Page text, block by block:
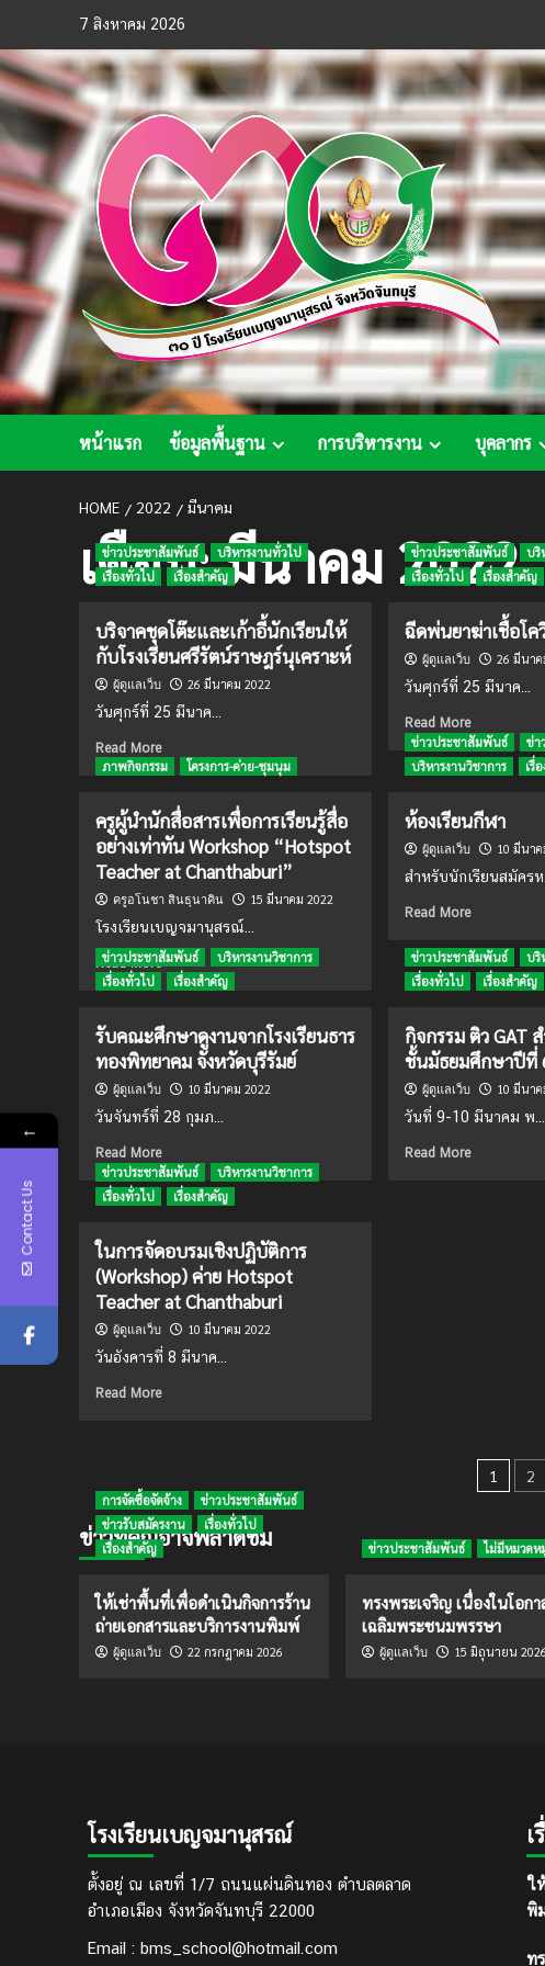
content
7 สิงหาคม 2026
หน้าแรก ข้อมูลพื้นฐาน การบริหารงาน บุคลากร
HOME 2022 มีนาคม
เดือน:มีนาคม 2022
ข่าวประชาสัมพันธ์
บริหารงานทั่วไป
เรื่องทั่วไป
เรื่องสำคัญ
บริจาคชุดโต๊ะและเก้าอี้นักเรียนให้
กับโรงเรียนศรีรัตน์ราษฎร์นุเคราะห์
ผู้ดูแลเว็บ 26 มีนาคม 2022
วันศุกร์ที่ 25 มีนาค...
Read MoreRead
more
บริจาค
ชุด
โต๊ะ
และ
นักเรียน
ให้
กับ
โรงเรียน
ศรี
ราษฎร์
นุ
ข่าวประชาสัมพันธ์
บริ
เรื่องทั่วไป
เรื่องสำคัญ
ฉีดพ่นยาฆ่าเชื้อโค
ผู้ดูแลเว็บ 26 มีนา
วันศุกร์ที่ 25 มีนาค...
Read MoreRead
more
about
ยา
ฆ่า
โค
วิด-19
ภาพกิจกรรม โครงการ-ค่าย-ชุมนุม
ครูผู้นำนักสื่อสารเพื่อการเรียนรู้สื่อ
อย่างเท่าทัน Workshop “Hotspot
Teacher at Chanthaburi”
ครูอโนชา สินธุนาคิน 15 มีนาคม 2022
โรงเรียนเบญจมานุสรณ์...
Read MoreRead
more
ครู
ผู้นำ
นัก
สื่อสาร
การ
เรียน
รู้
สื่อ
อย่าง
ทัน
Workshop
“Hotspot
Teacher
at
Chanthaburi”
ข่าวประชาสัมพันธ์
ข่า
บริหารงานวิชาการ
เรื่
ห้องเรียนกีฬา
ผู้ดูแลเว็บ 10 มีนา
สำหรับนักเรียนสมัครห
Read MoreRead
about
ห้องเรียน
กีฬา
ข่าวประชาสัมพันธ์
บริหารงานวิชาการ
เรื่องทั่วไป
เรื่องสำคัญ
รับคณะศึกษาดูงานจากโรงเรียนธาร
ทองพิทยาคม จังหวัดบุรีรัมย์
ผู้ดูแลเว็บ 10 มีนาคม 2022
วันจันทร์ที่ 28 กุมภ...
Read MoreRead
more
about
ศึกษา
ดู
งาน
โรงเรียน
ธาร
พิทยาคม
ข่าวประชาสัมพันธ์
บริ
เรื่องทั่วไป
เรื่องสำคัญ
กิจกรรม ติว GAT
ชั้นมัธยมศึกษาปีที่
ผู้ดูแลเว็บ 10 มีนา
วันที่ 9-10 มีนาคม พ...
Read MoreRead
ข่าวประชาสัมพันธ์
บริหารงานวิชาการ
เรื่องทั่วไป
เรื่องสำคัญ
ในการจัดอบรมเชิงปฏิบัติการ
(Workshop) ค่าย Hotspot
Teacher at Chanthaburi
ผู้ดูแลเว็บ 10 มีนาคม 2022
วันอังคารที่ 8 มีนาค...
Read MoreRead
จัด
อบรม
เชิง
ปฏิบัติ
(Workshop)
ค่าย
Teacher
Posts
1 2
ข่าวที่คุณอาจพลาดชม
การจัดซื้อจัดจ้าง
ข่าวประชาสัมพันธ์
ข่าวรับสมัครงาน
เรื่องทั่วไป
เรื่องสำคัญ
ให้เช่าพื้นที่เพื่อดำเนินกิจการร้าน
ถ่ายเอกสารและบริการงานพิมพ์
ผู้ดูแลเว็บ 22 กรกฎาคม 2026
ข่าวประชาสัมพันธ์ ไม่มีหมวดห
ทรงพระเจริญ เนื่องในโอก
เฉลิมพระชนมพรรษา
ผู้ดูแลเว็บ 15 มิถุนายน 2026
โรงเรียนเบญจมานุสรณ์
ตั้งอยู่ ณ เลขที่ 1/7 ถนนแผ่นดินทอง ตำบลตลาด
อำเภอเมือง จังหวัดจันทบุรี 22000
Email : bms_school@hotmail.com
เ
ใ
พิ
ท
←
Contact Us